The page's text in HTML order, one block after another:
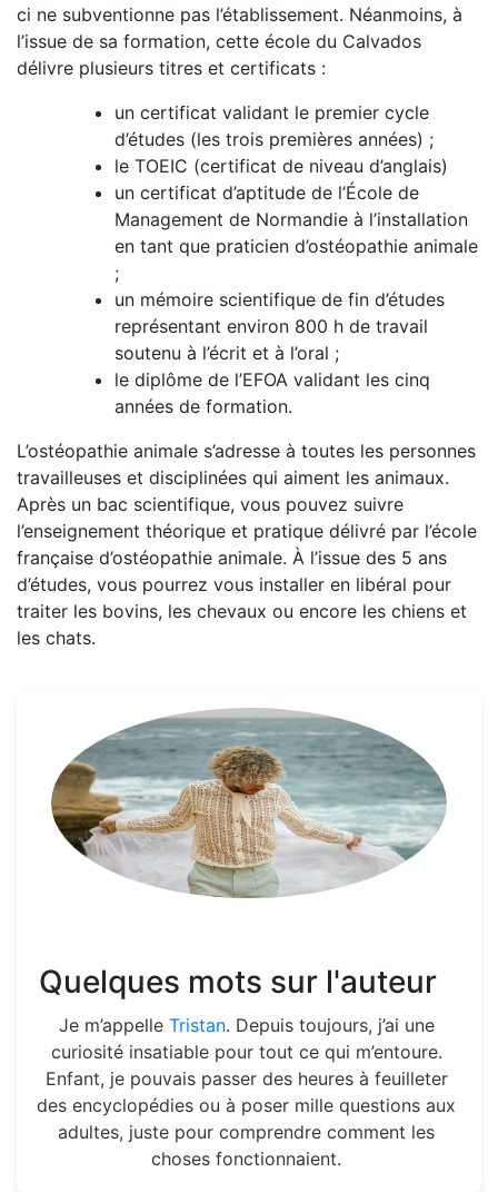
ci ne subventionne pas l’établissement. Néanmoins, à
l’issue de sa formation, cette école du Calvados
délivre plusieurs titres et certificats :
un certificat validant le premier cycle
d’études (les trois premières années) ;
le TOEIC (certificat de niveau d’anglais)
un certificat d’aptitude de l’École de
Management de Normandie à l’installation
en tant que praticien d’ostéopathie animale
;
un mémoire scientifique de fin d’études
représentant environ 800 h de travail
soutenu à l’écrit et à l’oral ;
le diplôme de l’EFOA validant les cinq
années de formation.
L’ostéopathie animale s’adresse à toutes les personnes
travailleuses et disciplinées qui aiment les animaux.
Après un bac scientifique, vous pouvez suivre
l’enseignement théorique et pratique délivré par l’école
française d’ostéopathie animale. À l’issue des 5 ans
d’études, vous pourrez vous installer en libéral pour
traiter les bovins, les chevaux ou encore les chiens et
les chats.
Quelques mots sur l'auteur
Je m’appelle Tristan. Depuis toujours, j’ai une
curiosité insatiable pour tout ce qui m’entoure.
Enfant, je pouvais passer des heures à feuilleter
des encyclopédies ou à poser mille questions aux
adultes, juste pour comprendre comment les
choses fonctionnaient.